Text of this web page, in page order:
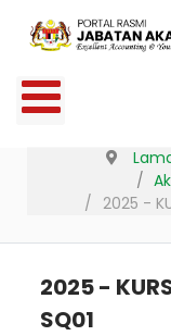
2025 -
2025 -
SQ01